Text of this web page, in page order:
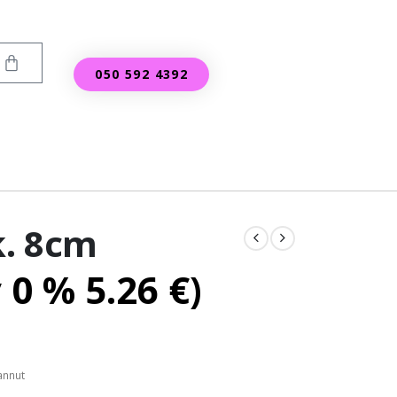
050 592 4392
8cm
% 5.26 €)